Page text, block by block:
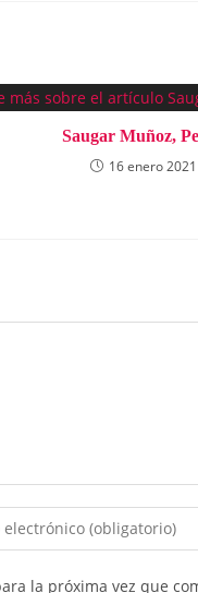
Saugar Muñoz,
16 enero 2021
la próxima vez que